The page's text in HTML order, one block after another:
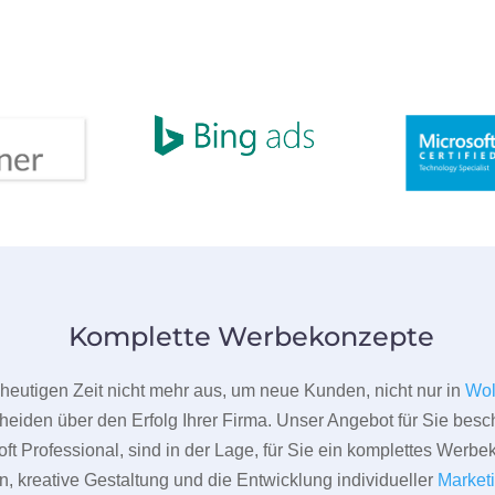
Komplette Werbekonzepte
Zeit nicht mehr aus, um neue Kunden, nicht nur in
über den Erfolg Ihrer Firma. Unser Angebot für Sie
Professional, sind in der Lage, für Sie ein komplettes
kreative Gestaltung und die Entwicklung individueller